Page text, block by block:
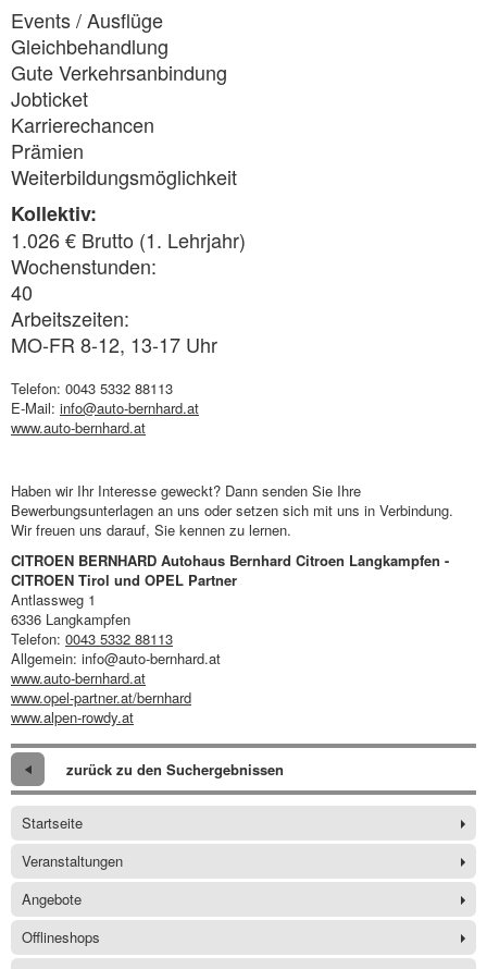
Events / Ausflüge
Gleichbehandlung
Gute Verkehrsanbindung
Jobticket
Karrierechancen
Prämien
Weiterbildungsmöglichkeit
Kollektiv:
1.026 € Brutto (1. Lehrjahr)
Wochenstunden:
40
Arbeitszeiten:
MO-FR 8-12, 13-17 Uhr
Telefon: 0043 5332 88113
E-Mail: info@auto-bernhard.at
www.auto-bernhard.at
Haben wir Ihr Interesse geweckt? Dann senden Sie Ihre
Bewerbungsunterlagen an uns oder setzen sich mit uns in Verbindung.
Wir freuen uns darauf, Sie kennen zu lernen.
CITROEN BERNHARD Autohaus Bernhard Citroen Langkampfen -
CITROEN Tirol und OPEL Partner
Antlassweg 1
6336 Langkampfen
Telefon: 0043 5332 88113
Allgemein: info@auto-bernhard.at
www.auto-bernhard.at
www.opel-partner.at/bernhard
www.alpen-rowdy.at
zurück zu den Suchergebnissen
Startseite
Veranstaltungen
Angebote
Offlineshops